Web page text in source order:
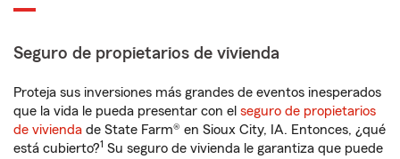
Seguro de propietarios de vivienda
Proteja sus inversiones más grandes de eventos inesperados
que la vida le pueda presentar con el seguro de propietarios
de vivienda de State Farm® en Sioux City, IA. Entonces, ¿qué
está cubierto?1 Su seguro de vivienda le garantiza que puede